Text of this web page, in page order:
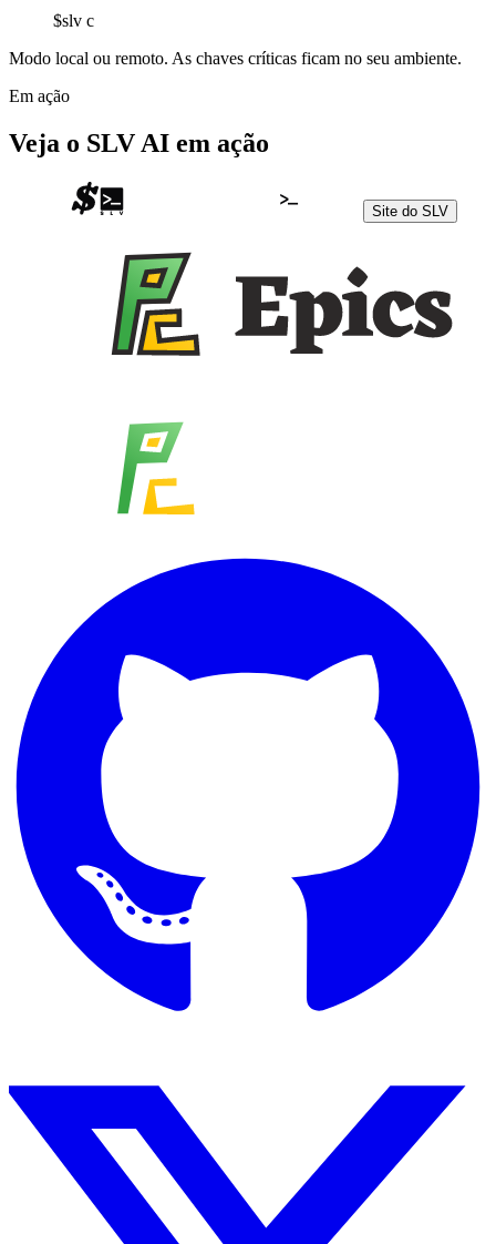
$slv c
Modo local ou remoto. As chaves críticas ficam no seu ambiente.
Em ação
Veja o SLV AI em ação
Site do SLV